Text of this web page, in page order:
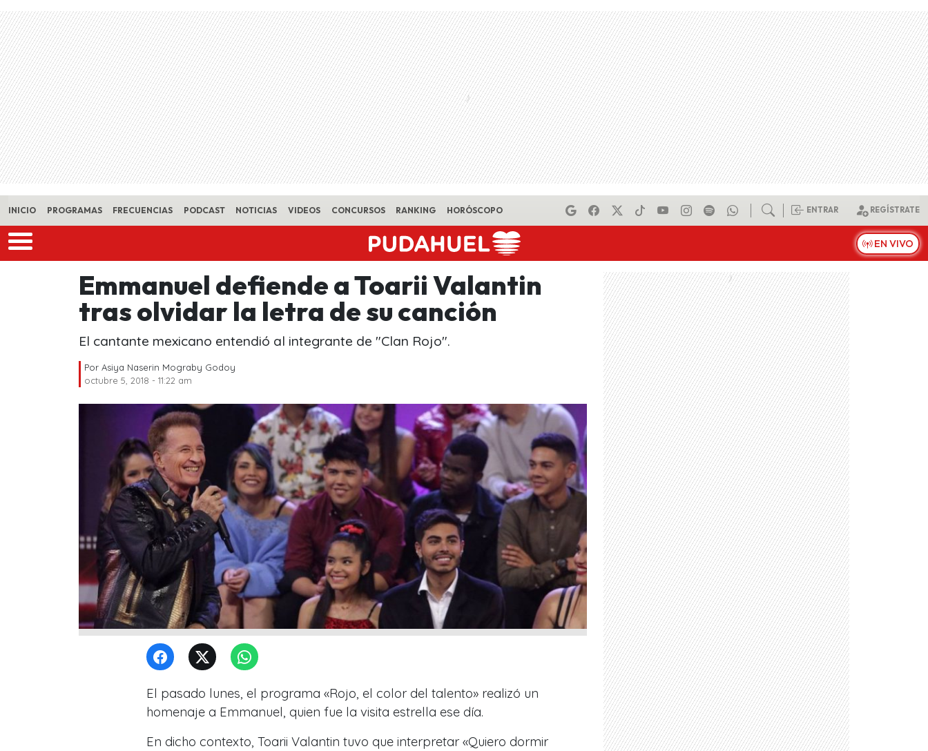
Skip to main content
INICIO PROGRAMAS FRECUENCIAS PODCAST NOTICIAS VIDEOS CONCURSOS RANKING HORÓSCOPO ENTRAR REGÍSTRATE
EN VIVO
Emmanuel defiende a Toarii Valantin
tras olvidar la letra de su canción
El cantante mexicano entendió al integrante de "Clan Rojo".
Por Asiya Naserin Mograby Godoy
octubre 5, 2018 - 11:22 am
El pasado lunes, el programa «Rojo, el color del talento» realizó un
homenaje a Emmanuel, quien fue la visita estrella ese día.
En dicho contexto, Toarii Valantin tuvo que interpretar «Quiero dormir